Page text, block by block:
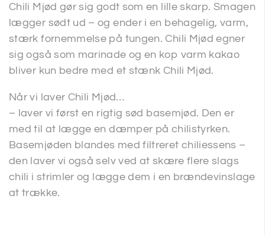
Chili Mjød gør sig godt som en lille skarp. Smagen
lægger sødt ud – og ender i en behagelig, varm,
stærk fornemmelse på tungen. Chili Mjød egner
sig også som marinade og en kop varm kakao
bliver kun bedre med et stænk Chili Mjød.
Når vi laver Chili Mjød…
– laver vi først en rigtig sød basemjød. Den er
med til at lægge en dæmper på chilistyrken.
Basemjøden blandes med filtreret chiliessens –
den laver vi også selv ved at skære flere slags
chili i strimler og lægge dem i en brændevinslage
at trække.